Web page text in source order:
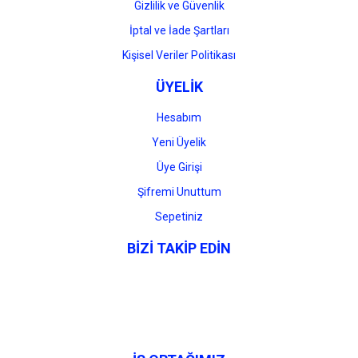
Gizlilik ve Güvenlik
İptal ve İade Şartları
Kişisel Veriler Politikası
ÜYELİK
Hesabım
Yeni Üyelik
Üye Girişi
Şifremi Unuttum
Sepetiniz
BİZİ TAKİP EDİN